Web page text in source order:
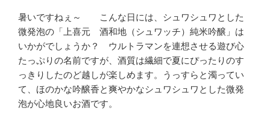
暑いですねぇ～ こんな日には、シュワシュワとした
微発泡の「上喜元 酒和地（シュワッチ）純米吟醸」は
いかがでしょうか？ ウルトラマンを連想させる遊び心
たっぷりの名前ですが、酒質は繊細で夏にぴったりのす
っきりしたのど越しが楽しめます。うっすらと濁ってい
て、ほのかな吟醸香と爽やかなシュワシュワとした微発
泡が心地良いお酒です。